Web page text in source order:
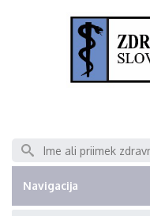
Išči
Navigacija